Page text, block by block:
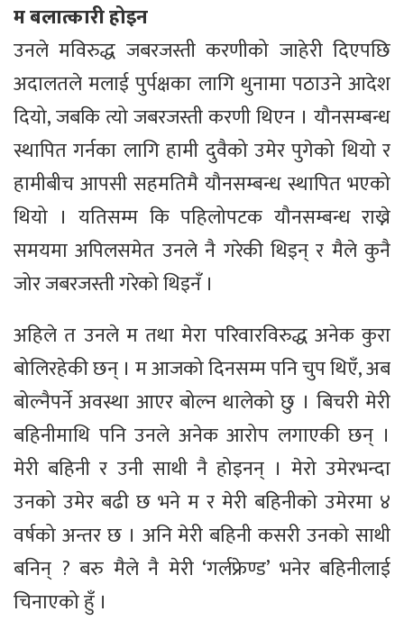
म बलात्कारी होइन
उनले मविरुद्ध जबरजस्ती करणीको जाहेरी दिएपछि
अदालतले मलाई पुर्पक्षका लागि थुनामा पठाउने आदेश
दियो, जबकि त्यो जबरजस्ती करणी थिएन । यौनसम्बन्ध
स्थापित गर्नका लागि हामी दुवैको उमेर पुगेको थियो र
हामीबीच आपसी सहमतिमै यौनसम्बन्ध स्थापित भएको
थियो । यतिसम्म कि पहिलोपटक यौनसम्बन्ध राख्ने
समयमा अपिलसमेत उनले नै गरेकी थिइन् र मैले कुनै
जोर जबरजस्ती गरेको थिइनँ ।
अहिले त उनले म तथा मेरा परिवारविरुद्ध अनेक कुरा
बोलिरहेकी छन् । म आजको दिनसम्म पनि चुप थिएँ, अब
बोल्नैपर्ने अवस्था आएर बोल्न थालेको छु । बिचरी मेरी
बहिनीमाथि पनि उनले अनेक आरोप लगाएकी छन् ।
मेरी बहिनी र उनी साथी नै होइनन् । मेरो उमेरभन्दा
उनको उमेर बढी छ भने म र मेरी बहिनीको उमेरमा ४
वर्षको अन्तर छ । अनि मेरी बहिनी कसरी उनको साथी
बनिन् ? बरु मैले नै मेरी ‘गर्लफ्रेण्ड’ भनेर बहिनीलाई
चिनाएको हुँ ।